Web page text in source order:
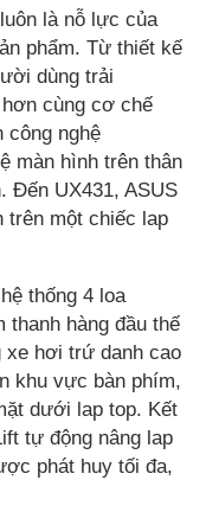
là nỗ lực của
phẩm. Từ thiết kế
dùng trải
cùng cơ chế
công nghệ
màn hình trên thân
Đến UX431, ASUS
trên một chiếc lap
thống 4 loa
hàng đầu thế
xe hơi trứ danh cao
khu vực bàn phím,
dưới lap top. Kết
tự động nâng lap
phát huy tối đa,